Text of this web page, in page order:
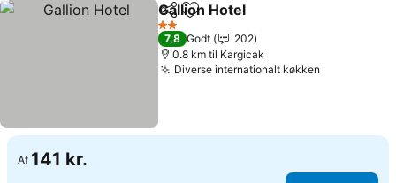
Del Føj til favoritter
Gallion Hotel
2 Stjerner
7,8 Godt
202
0.8 km til Kargicak
Diverse internationalt køkken
Af 141 kr.